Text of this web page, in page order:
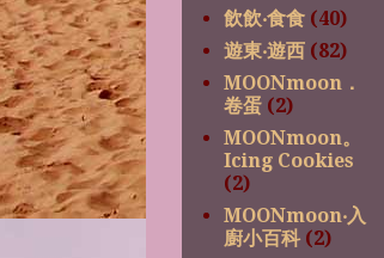
飲飲‧食食 (40)
遊東‧遊西 (82)
MOONmoon．
卷蛋 (2)
MOONmoon。
Icing Cookies
(2)
MOONmoon‧入
廚小百科 (2)